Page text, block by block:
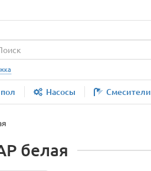
Насосы Смесители
белая